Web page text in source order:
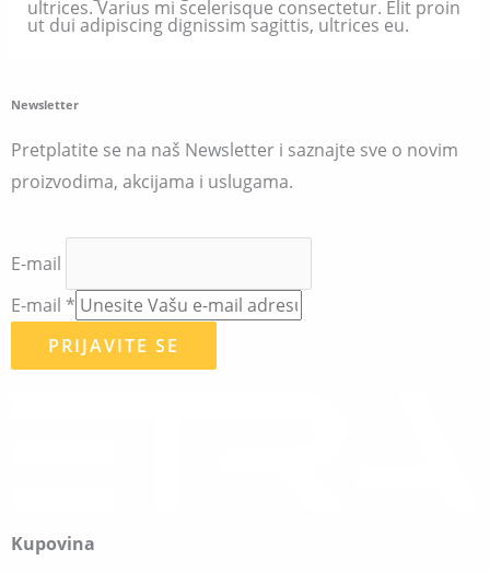
ultrices. Varius mi scelerisque consectetur. Elit proin
ut dui adipiscing dignissim sagittis, ultrices eu.
Newsletter
Pretplatite se na naš Newsletter i saznajte sve o novim
proizvodima, akcijama i uslugama.
E-mail
E-mail *
PRIJAVITE SE
Kupovina